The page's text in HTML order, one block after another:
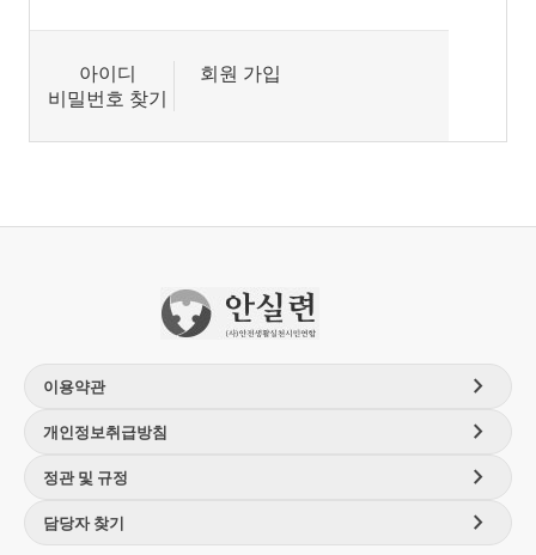
아이디
비밀번호 찾기
회원 가입
이용약관 chevron_right
개인정보취급방침 chevron_right
정관 및 규정 chevron_right
담당자 찾기 chevron_right